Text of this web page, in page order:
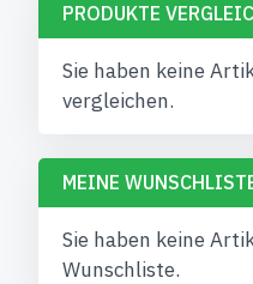
PRODUKTE
Sie haben keine
vergleichen.
MEINE
Sie haben keine
Wunschliste.